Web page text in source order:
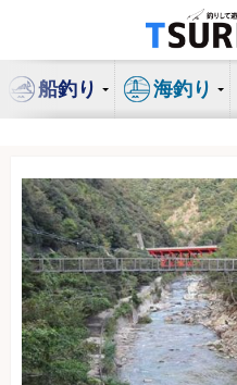
ン
船釣り 海釣り